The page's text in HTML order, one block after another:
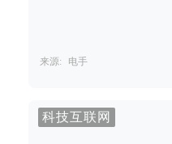
来源: 电手
科技互联网